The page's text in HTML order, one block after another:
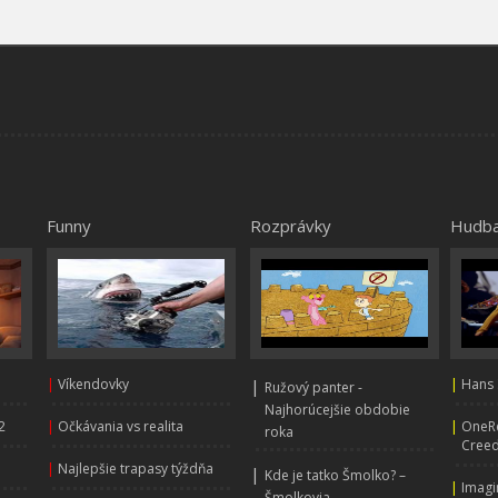
Funny
| Víkendovky
| Očkávania vs realita
| Najlepšie trapasy týždňa
Rozprávky
| Ružový panter -
Najhorúcejšie obdobie
roka
| Kde je tatko Šmolko? –
|
|
|